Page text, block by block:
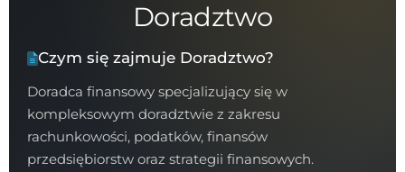
Doradztwo
Czym się zajmuje Doradztwo?
Doradca finansowy specjalizujący się w
kompleksowym doradztwie z zakresu
rachunkowości, podatków, finansów
przedsiębiorstw oraz strategii finansowych.